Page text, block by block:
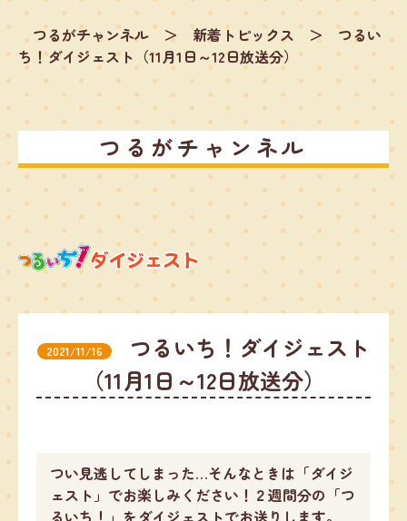
つるがチャンネル ＞ 新着トピックス ＞
つるい
ち！ダイジェスト（11月1日～12日放送分）
つるがチャンネル
2021/11/16
つるいち！ダイジェスト
（11月1日～12日放送分）
つい見逃してしまった…そんなときは「ダイジ
ェスト」でお楽しみください！２週間分の「つ
るいち！」をダイジェストでお送りします。